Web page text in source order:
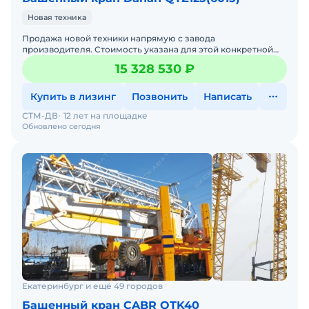
Новая техника
Продажа новой техники напрямую с завода
производителя. Стоимость указана для этой конкретной
комплектации. Башенный кран изготавливается на заводе
по параметрам
15 328 530 ₽
Купить в лизинг Позвонить Написать
Обновлено сегодня
СТМ-ДВ 12 лет на площадке
Екатеринбург и ещё 49 городов
Башенный кран CABR QTK40